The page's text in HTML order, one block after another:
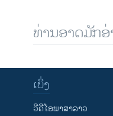
ທ່ານອາດມັກ
ເບິ່ງ
ວີດີໂອພາສາລາວ